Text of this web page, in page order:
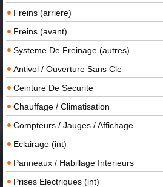
Freins (arriere)
Freins (avant)
Systeme De Freinage (autres)
Antivol / Ouverture Sans Cle
Ceinture De Securite
Chauffage / Climatisation
Compteurs / Jauges / Affichage
Eclairage (int)
Panneaux / Habillage Interieurs
Prises Electriques (int)